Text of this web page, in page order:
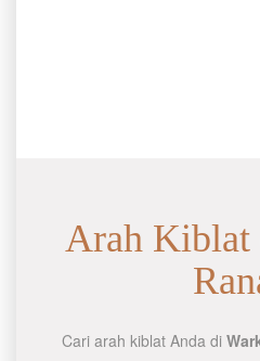
Arah Kiblat
Cari arah kiblat Anda di